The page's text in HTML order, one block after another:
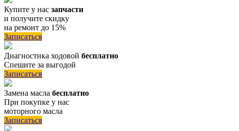
Купите у нас запчасти
и получите скидку
на ремонт до 15%
Записаться
Диагностика ходовой бесплатно
Спешите за выгодой
Записаться
Замена масла бесплатно
При покупке у нас
моторного масла
Записаться